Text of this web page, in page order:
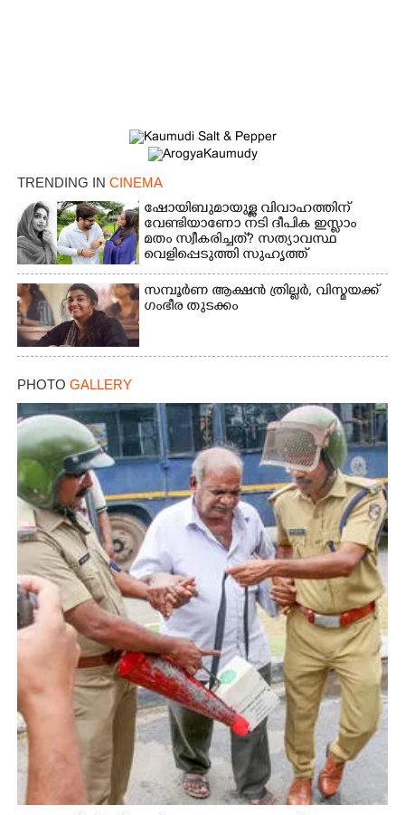
TRENDING IN CINEMA
ഷോയിബുമായുള്ള വിവാഹത്തിന്
വേണ്ടിയാണോ നടി ദീപിക ഇസ്ലാം
മതം സ്വീകരിച്ചത്? സത്യാവസ്ഥ
വെളിപ്പെടുത്തി സുഹൃത്ത്‌
സമ്പൂർണ ആക്ഷൻ ത്രില്ലർ,​ വിസ്മയക്ക്
ഗംഭീര തുടക്കം
PHOTO GALLERY